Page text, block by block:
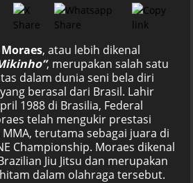
, atau lebih dikenal
, merupakan salah satu
dalam dunia seni bela diri
berasal dari Brasil. Lahir
1988 di Brasilia, Federal
telah mengukir prestasi
terutama sebagai juara di
Championship. Moraes dikenal
Jiu Jitsu dan merupakan
dalam olahraga tersebut.